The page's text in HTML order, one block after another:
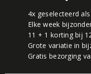
4x geselecteerd
Elke week
11 + 1 korting bij
Grote variatie in
Gratis bezorging